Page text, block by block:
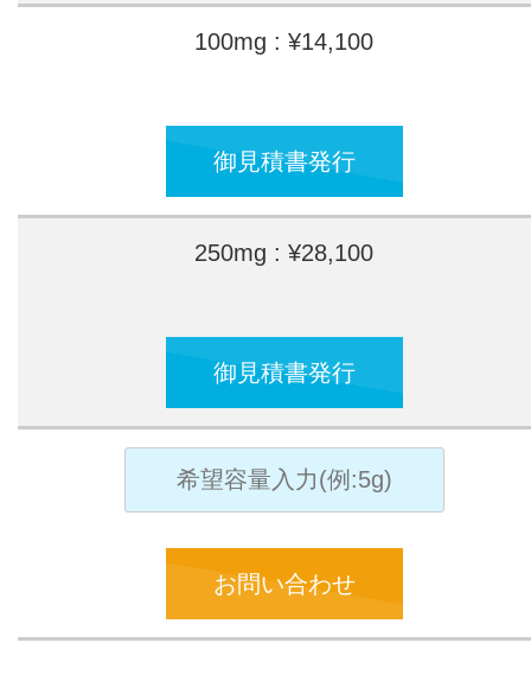
100mg : ¥14,100
御見積書発行
250mg : ¥28,100
御見積書発行
お問い合わせ